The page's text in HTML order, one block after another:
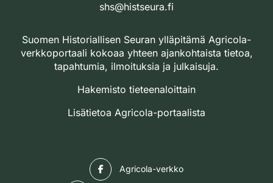
shs@histseura.fi
Suomen Historiallisen Seuran ylläpitämä Agricola-
verkkoportaali kokoaa yhteen ajankohtaista tietoa,
tapahtumia, ilmoituksia ja julkaisuja.
Hakemisto tieteenaloittain
Lisätietoa Agricola-portaalista
Agricola-verkko